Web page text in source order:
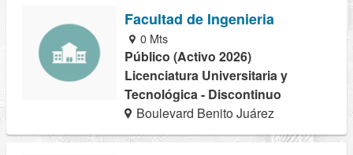
Facultad de Ingenieria
0 Mts
Público (Activo 2026)
Licenciatura Universitaria y
Tecnológica - Discontinuo
Boulevard Benito Juárez